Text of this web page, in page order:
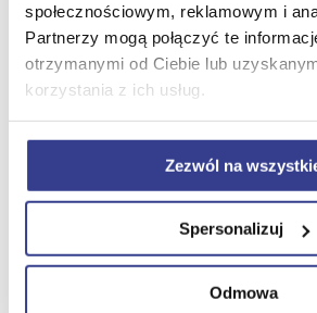
społecznościowym, reklamowym i
Partnerzy mogą połączyć te
otrzymanymi od Ciebie lub
korzystania z ich usług.
Zezwól na
Spersonalizuj
Odmowa
Czy szkoła policealna jest
W Żaku jest kilka kierunków jest
darmowych ale są też kierunki
częściowo płatne. Sprawdź ofertę
dowiedz się, na jakich zasadach
Dla kogo jest szkoła policealna?